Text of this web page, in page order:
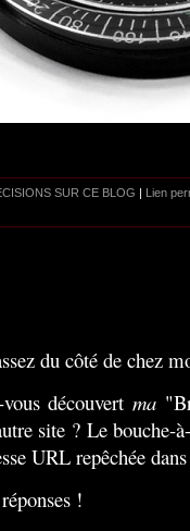
SUR CE BLOG Lien
du côté de chez
découvert ma
site ? Le bouche-
URL repêchée dans
!